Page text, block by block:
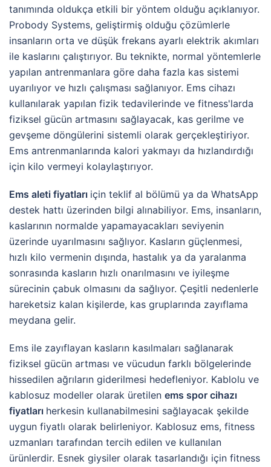
tanımında oldukça etkili bir yöntem olduğu açıklanıyor.
Probody Systems, geliştirmiş olduğu çözümlerle
insanların orta ve düşük frekans ayarlı elektrik akımları
ile kaslarını çalıştırıyor. Bu teknikte, normal yöntemlerle
yapılan antrenmanlara göre daha fazla kas sistemi
uyarılıyor ve hızlı çalışması sağlanıyor. Ems cihazı
kullanılarak yapılan fizik tedavilerinde ve fitness'larda
fiziksel gücün artmasını sağlayacak, kas gerilme ve
gevşeme döngülerini sistemli olarak gerçekleştiriyor.
Ems antrenmanlarında kalori yakmayı da hızlandırdığı
için kilo vermeyi kolaylaştırıyor.
Ems aleti fiyatları için teklif al bölümü ya da WhatsApp
destek hattı üzerinden bilgi alınabiliyor. Ems, insanların,
kaslarının normalde yapamayacakları seviyenin
üzerinde uyarılmasını sağlıyor. Kasların güçlenmesi,
hızlı kilo vermenin dışında, hastalık ya da yaralanma
sonrasında kasların hızlı onarılmasını ve iyileşme
sürecinin çabuk olmasını da sağlıyor. Çeşitli nedenlerle
hareketsiz kalan kişilerde, kas gruplarında zayıflama
meydana gelir.
Ems ile zayıflayan kasların kasılmaları sağlanarak
fiziksel gücün artması ve vücudun farklı bölgelerinde
hissedilen ağrıların giderilmesi hedefleniyor. Kablolu ve
kablosuz modeller olarak üretilen ems spor cihazı
fiyatları herkesin kullanabilmesini sağlayacak şekilde
uygun fiyatlı olarak belirleniyor. Kablosuz ems, fitness
uzmanları tarafından tercih edilen ve kullanılan
ürünlerdir. Esnek giysiler olarak tasarlandığı için fitness